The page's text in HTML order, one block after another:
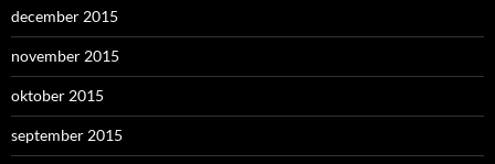
december 2015
november 2015
oktober 2015
september 2015